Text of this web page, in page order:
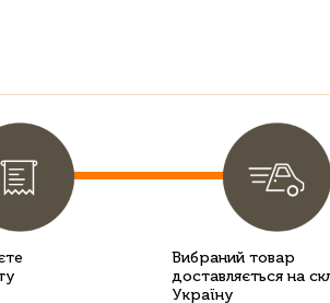
Вибраний товар
доставляється на
Україну